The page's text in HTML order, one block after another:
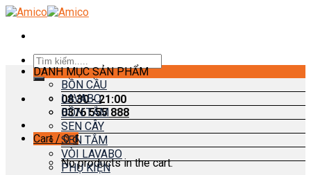
Skip
content
Search
for:
08:30 - 21:00
0376 555 888
Cart /0₫
No products in the cart.
DANH MỤC SẢN PHẨM
BỒN CẦU
LAVABO
BỒN TẮM
SEN CÂY
SEN TẮM
VÒI LAVABO
PHỤ KIỆN